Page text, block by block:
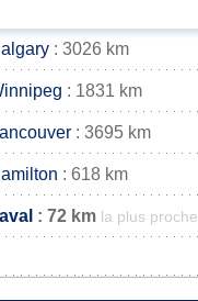
: 3026 km
: 1831 km
: 3695 km
: 618 km
: 72 km la plus proche